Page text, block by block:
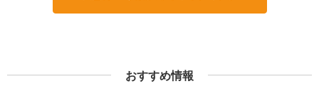
おすすめ情報